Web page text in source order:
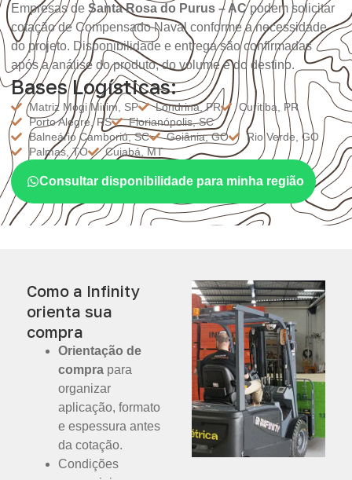
Empresas de Santa Rosa do Purus – ACpodem solicitar
cotação de Compensado Naval conforme a necessidade
do projeto. Disponibilidade e entrega são confirmadas
após a análise do produto, do volume e do destino.
Bases Logísticas:
Matriz Mogi Mirim, SP Londrina, PR
Curitiba, PR
Porto Alegre, RS
Florianópolis, SC
Balneário Camboriú, SC
Goiânia, GO
Rio Verde, GO
Palmas, TO
Cuiabá, MT
Consultar disponibilidade para minha região
Como a Infinity
orienta sua
compra
Orientação de
compra para
organizar
aplicação, formato
e espessura antes
da cotação.
Condições